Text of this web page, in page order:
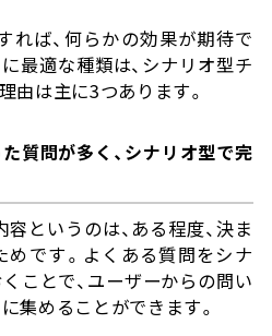
れば、何らかの効果が期待で
最適な種類は、シナリオ型チ
由は主に3つあります。
た質問が多く、シナリオ型で完
というのは、ある程度、決ま
めです。よくある質問をシナ
ことで、ユーザーからの問い
集めることができます。